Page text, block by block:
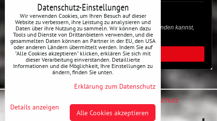
josef helmich
★★★★★
"Hier gibt es viele Dinge, die du für dein Drift-Auto verwenden kannst,
egal ob Profi oder für die St..."
ALLE BEWERTUNGEN
Erklärung zum Datenschutz
Datenschutz-Einstellungen
Wir verwenden Cookies, um Ihren Besuch auf dieser
Website zu verbessern, ihre Leistung zu analysieren und
Daten über ihre Nutzung zu sammeln. Wir können dazu
Tools und Dienste von Drittanbietern verwenden, und die
gesammelten Daten können an Partner in der EU, den USA
oder anderen Ländern übermittelt werden. Indem Sie auf
"Alle Cookies akzeptieren" klicken, erklären Sie sich mit
dieser Verarbeitung einverstanden. Detaillierte
Informationen und die Möglichkeit, Ihre Einstellungen zu
ändern, finden Sie unten.
Erklärung zum Datenschutz
Details anzeigen
Alle Cookies akzeptieren